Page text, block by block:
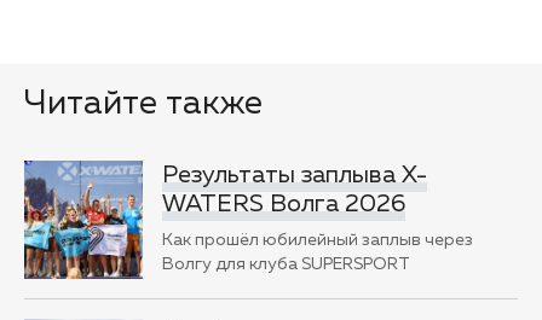
Читайте также
Результаты заплыва X-
WATERS Волга 2026
Как прошёл юбилейный заплыв через
Волгу для клуба SUPERSPORT